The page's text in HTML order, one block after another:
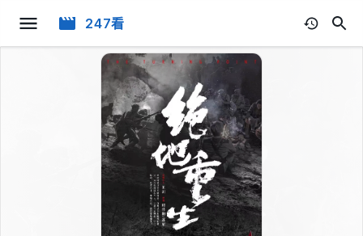
247看